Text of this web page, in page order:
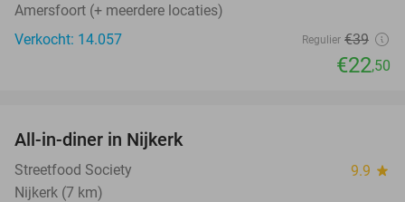
Amersfoort (+ meerdere locaties)
Verkocht: 14.057
Regulier €39
€22,50
All-in-diner in Nijkerk
Streetfood Society 9.9 star
Nijkerk (7 km)